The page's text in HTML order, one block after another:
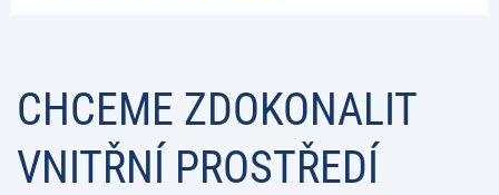
CHCEME ZDOKONALIT
VNITŘNÍ PROSTŘEDÍ